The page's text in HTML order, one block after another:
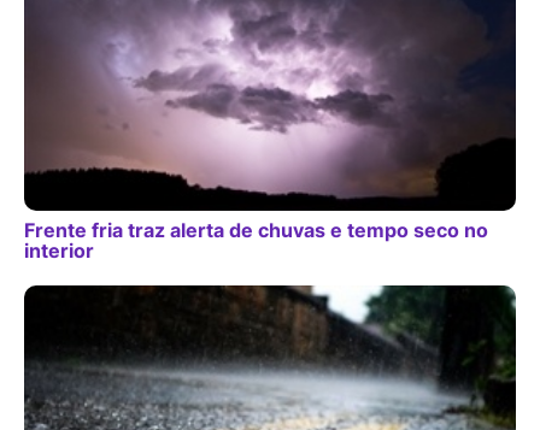
Frente fria traz alerta de chuvas e tempo seco no
interior